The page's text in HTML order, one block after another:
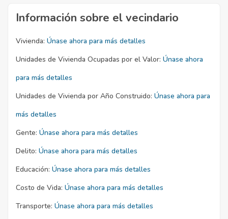
Información sobre el vecindario
Vivienda: Únase ahora para más detalles
Unidades de Vivienda Ocupadas por el Valor: Únase ahora
para más detalles
Unidades de Vivienda por Año Construido: Únase ahora para
más detalles
Gente: Únase ahora para más detalles
Delito: Únase ahora para más detalles
Educación: Únase ahora para más detalles
Costo de Vida: Únase ahora para más detalles
Transporte: Únase ahora para más detalles